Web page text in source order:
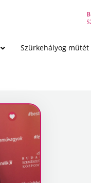
Szürkehályog műtét